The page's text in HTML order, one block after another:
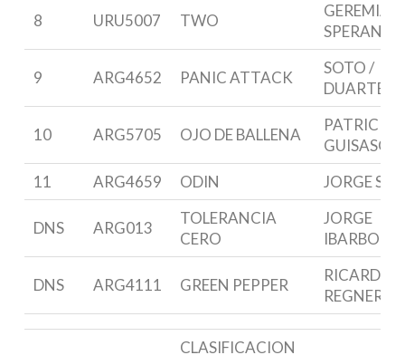
8 URU5007 TWO
GEREMIAS
SPERANZA
9 ARG4652 PANIC ATTACK
SOTO /
DUARTE
10 ARG5705 OJO DE BALLENA
PATRICIO
11
ARG4659 ODIN JORGE
DNS ARG013
TOLERANCIA
CERO
JORGE
DNS ARG4111 GREEN PEPPER
RICARDO
REGNER
CLASIFICACION